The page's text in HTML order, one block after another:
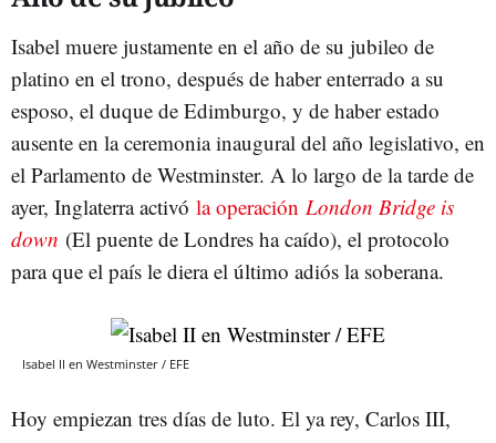
Isabel muere justamente en el año de su jubileo de
platino en el trono, después de haber enterrado a su
esposo, el duque de Edimburgo, y de haber estado
ausente en la ceremonia inaugural del año legislativo, en
el Parlamento de Westminster. A lo largo de la tarde de
ayer, Inglaterra activó la operación London Bridge is
down (El puente de Londres ha caído), el protocolo
para que el país le diera el último adiós la soberana.
Isabel II en Westminster / EFE
Hoy empiezan tres días de luto. El ya rey, Carlos III,